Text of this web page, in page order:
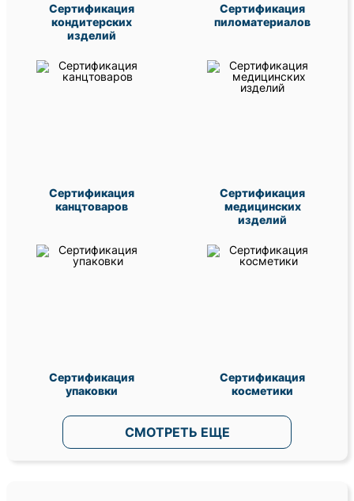
Сертификация
кондитерских
изделий
Сертификация
пиломатериалов
Сертификация
канцтоваров
Сертификация
медицинских
изделий
Сертификация
упаковки
Сертификация
косметики
СМОТРЕТЬ ЕЩЕ